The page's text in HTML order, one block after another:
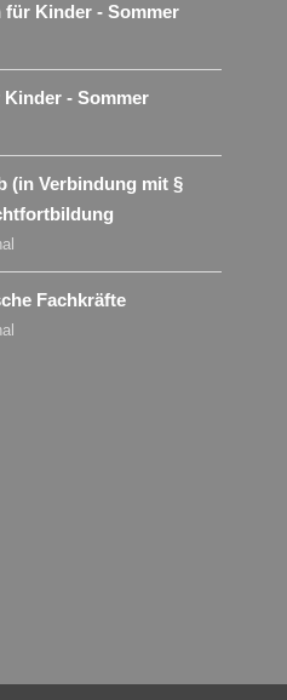
für Kinder - Sommer
- Sommer
(in Verbindung mit §
Fachkräfte